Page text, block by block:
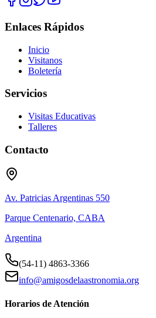
Enlaces Rápidos
Inicio
Visitanos
Boletería
Servicios
Visitas Educativas
Talleres
Contacto
Av. Patricias Argentinas 550
Parque Centenario, CABA
Argentina
(54-11) 4863-3366
info@amigosdelaastronomia.org
Horarios de Atención